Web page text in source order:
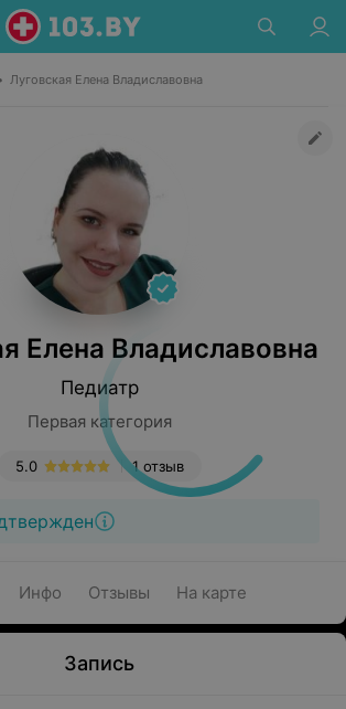
Луговская Елена Владиславовна
Елена Владиславовна
Педиатр
Первая категория
1 отзыв
5.0
Инфо Отзывы На карте
Запись